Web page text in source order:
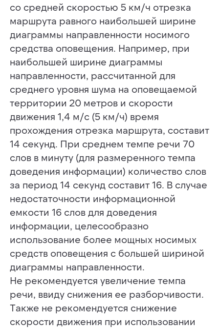
со средней скоростью 5 км/ч отрезка
маршрута равного наибольшей ширине
диаграммы направленности носимого
средства оповещения. Например, при
наибольшей ширине диаграммы
направленности, рассчитанной для
среднего уровня шума на оповещаемой
территории 20 метров и скорости
движения 1,4 м/с (5 км/ч) время
прохождения отрезка маршрута, составит
14 секунд. При среднем темпе речи 70
слов в минуту (для размеренного темпа
доведения информации) количество слов
за период 14 секунд составит 16. В случае
недостаточности информационной
емкости 16 слов для доведения
информации, целесообразно
использование более мощных носимых
средств оповещения с большей шириной
диаграммы направленности.
Не рекомендуется увеличение темпа
речи, ввиду снижения ее разборчивости.
Также не рекомендуется снижение
скорости движения при использовании